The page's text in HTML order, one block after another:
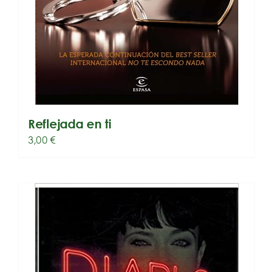
Reflejada en ti
3,00€